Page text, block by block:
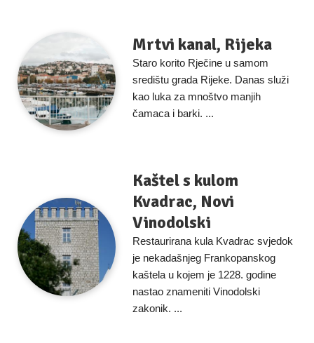
Mrtvi kanal, Rijeka
Staro korito Rječine u samom
središtu grada Rijeke. Danas služi
kao luka za mnoštvo manjih
čamaca i barki. ...
Kaštel s kulom
Kvadrac, Novi
Vinodolski
Restaurirana kula Kvadrac svjedok
je nekadašnjeg Frankopanskog
kaštela u kojem je 1228. godine
nastao znameniti Vinodolski
zakonik. ...